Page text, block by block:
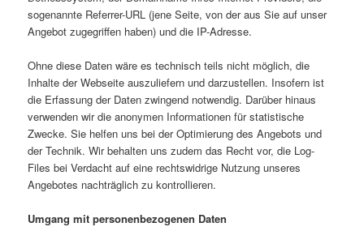
sogenannte Referrer-URL (jene Seite, von der aus Sie auf unser
Angebot zugegriffen haben) und die IP-Adresse.
Ohne diese Daten wäre es technisch teils nicht möglich, die
Inhalte der Webseite auszuliefern und darzustellen. Insofern ist
die Erfassung der Daten zwingend notwendig. Darüber hinaus
verwenden wir die anonymen Informationen für statistische
Zwecke. Sie helfen uns bei der Optimierung des Angebots und
der Technik. Wir behalten uns zudem das Recht vor, die Log-
Files bei Verdacht auf eine rechtswidrige Nutzung unseres
Angebotes nachträglich zu kontrollieren.
Umgang mit personenbezogenen Daten